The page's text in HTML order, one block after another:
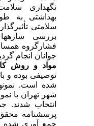
نگهداری
بهداشتی به
سلامتی
بررسی
فشارگروه
جوانان انجام
مواد و روش
توصیفی بوده و
شهر تهران با
انتخاب شدند.
پرسشنامه محقق
جمع آوری شده